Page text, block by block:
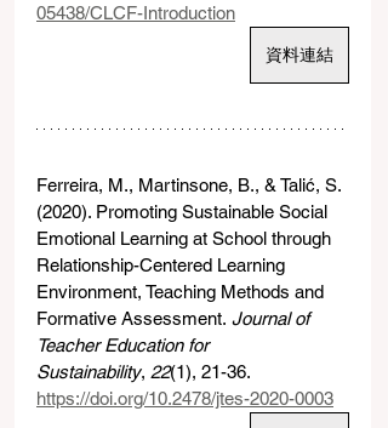
05438/CLCF-Introduction
資料連結
Ferreira, M., Martinsone, B., & Talić, S.
(2020). Promoting Sustainable Social
Emotional Learning at School through
Relationship-Centered Learning
Environment, Teaching Methods and
Formative Assessment. Journal of
Teacher Education for
Sustainability, 22(1), 21-36.
https://doi.org/10.2478/jtes-2020-0003